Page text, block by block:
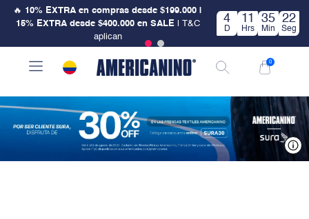
🔥 10% EXTRA en compras desde $199.000 |
15% EXTRA desde $400.000 en SALE| T&C
aplican
4
D
11
Hrs
35
Min
22
Seg
0